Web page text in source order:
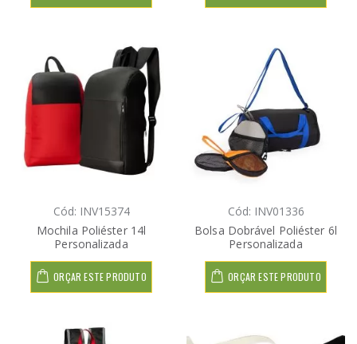
Cód: INV15374
Mochila Poliéster 14l
Personalizada
ORÇAR ESTE PRODUTO
Cód: INV01336
Bolsa Dobrável Poliéster 6l
Personalizada
ORÇAR ESTE PRODUTO